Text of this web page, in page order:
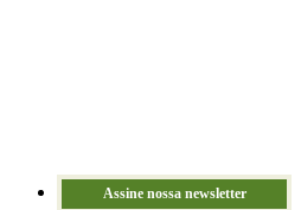
Assine nossa newsletter